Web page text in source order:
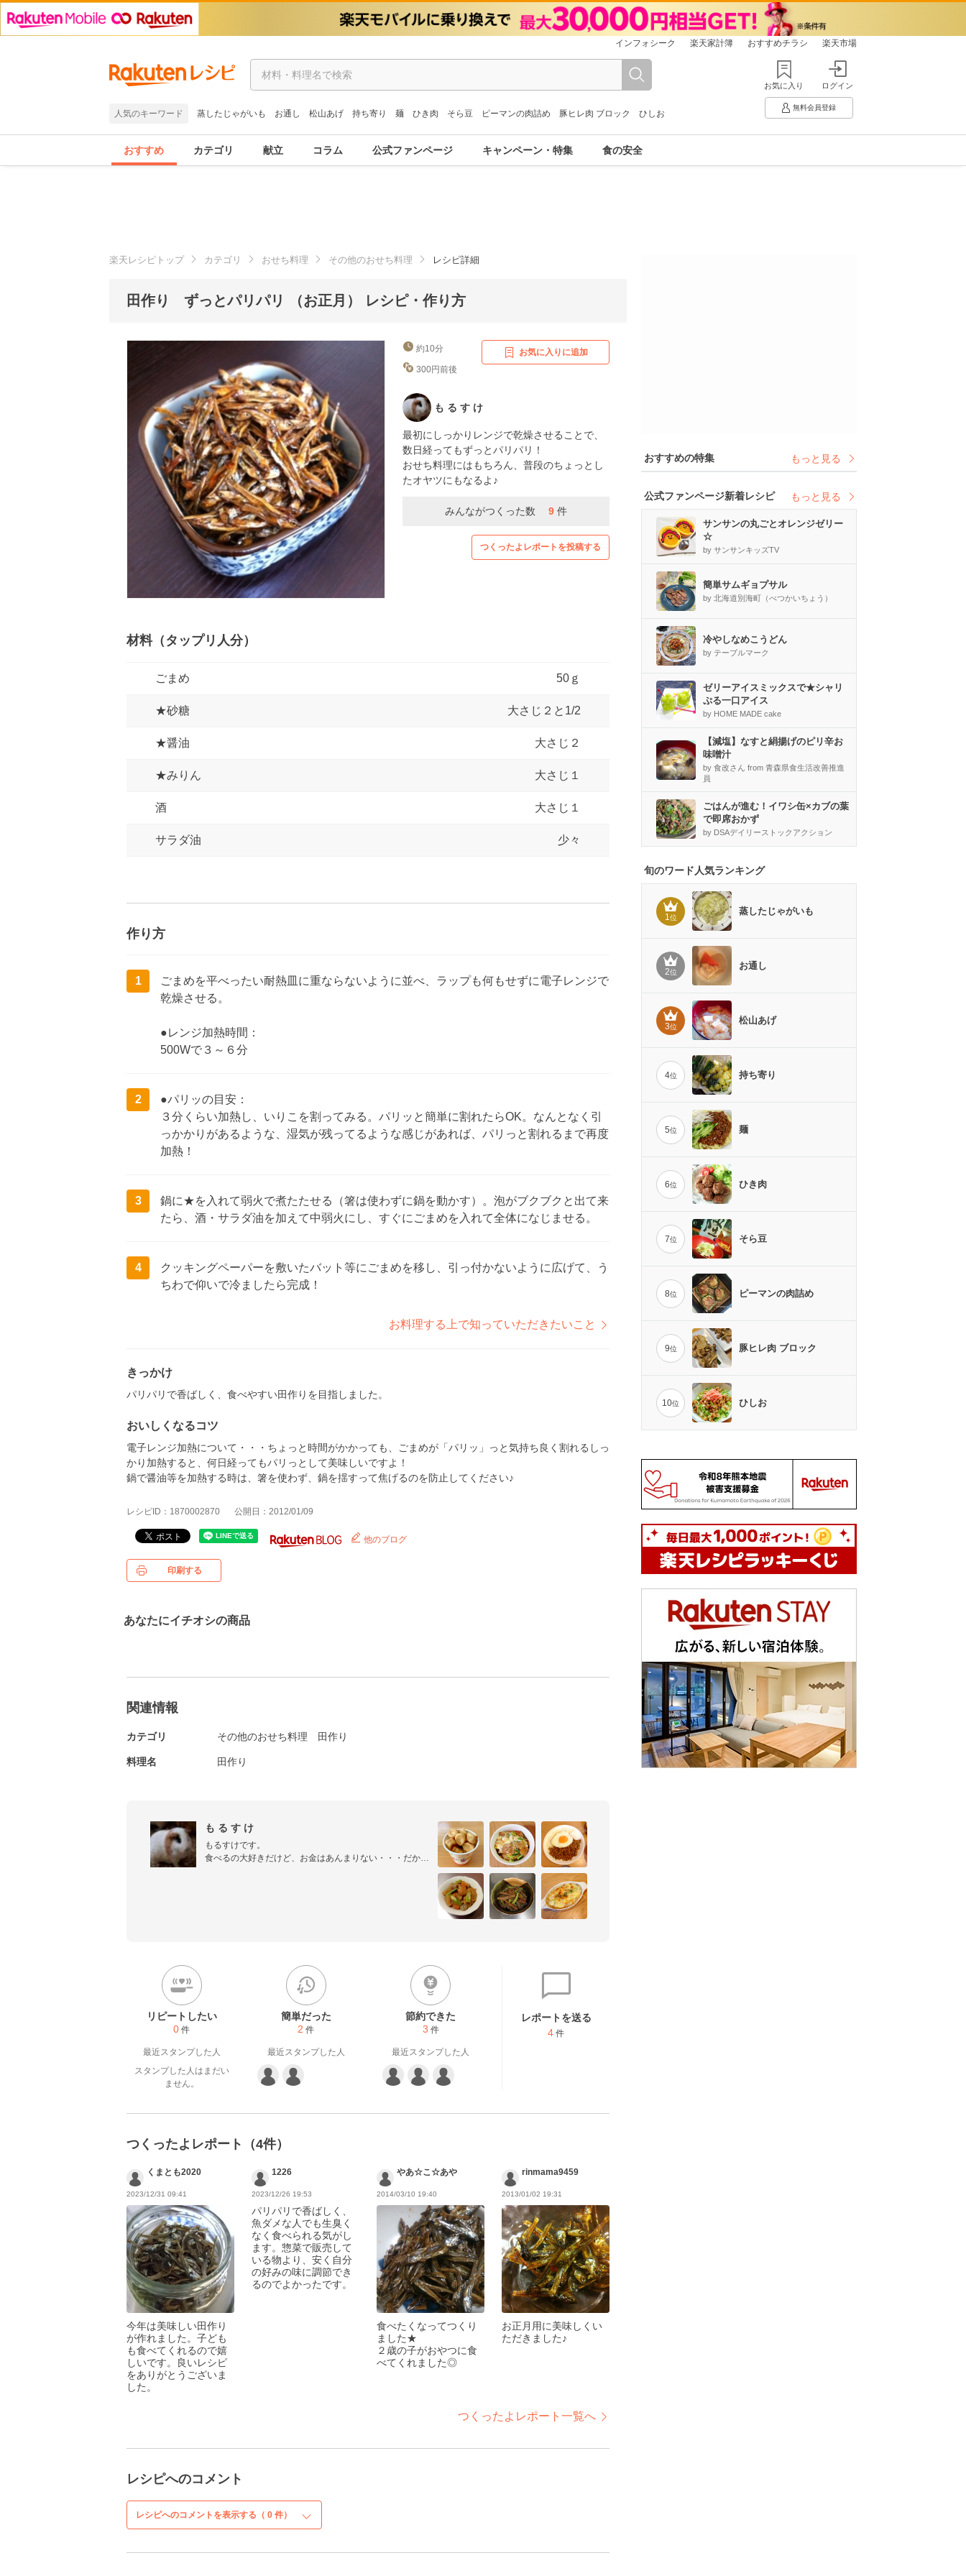
インフォシーク 楽天家計簿 おすすめチラシ 楽天市場
人気のキーワード 蒸したじゃがいも お通し 松山あげ 持ち寄り 麺 ひき肉 そら豆 ピーマンの肉詰め 豚ヒレ肉 ブロック ひしお
お気に入り ログイン
無料会員登録
おすすめ カテゴリ 献立 コラム 公式ファンページ キャンペーン・特集 食の安全
楽天レシピトップ カテゴリ おせち料理 その他のおせち料理 レシピ詳細
田作り ずっとパリパリ （お正月） レシピ・作り方
約10分
300円前後
お気に入りに追加
も る す け
最初にしっかりレンジで乾燥させることで、
数日経ってもずっとパリパリ！
おせち料理にはもちろん、普段のちょっとし
たオヤツにもなるよ♪
みんながつくった数 9 件
つくったよレポートを投稿する
材料（タップリ人分）
ごまめ 50ｇ
★砂糖 大さじ２と1/2
★醤油 大さじ２
★みりん 大さじ１
酒 大さじ１
サラダ油 少々
作り方
1
ごまめを平べったい耐熱皿に重ならないように並べ、ラップも何もせずに電子レンジで
乾燥させる。
●レンジ加熱時間：
500Wで３～６分
2
●パリッの目安：
３分くらい加熱し、いりこを割ってみる。パリッと簡単に割れたらOK。なんとなく引
っかかりがあるような、湿気が残ってるような感じがあれば、パリっと割れるまで再度
加熱！
3
鍋に★を入れて弱火で煮たたせる（箸は使わずに鍋を動かす）。泡がブクブクと出て来
たら、酒・サラダ油を加えて中弱火にし、すぐにごまめを入れて全体になじませる。
4
クッキングペーパーを敷いたバット等にごまめを移し、引っ付かないように広げて、う
ちわで仰いで冷ましたら完成！
お料理する上で知っていただきたいこと
きっかけ
パリパリで香ばしく、食べやすい田作りを目指しました。
おいしくなるコツ
電子レンジ加熱について・・・ちょっと時間がかかっても、ごまめが「パリッ」っと気持ち良く割れるしっ
かり加熱すると、何日経ってもパリっとして美味しいですよ！
鍋で醤油等を加熱する時は、箸を使わず、鍋を揺すって焦げるのを防止してください♪
レシピID：1870002870 公開日：2012/01/09
他のブログ
印刷する
あなたにイチオシの商品
関連情報
カテゴリ その他のおせち料理 田作り
料理名 田作り
も る す け
もるすけです。
食べるの大好きだけど、お金はあんまりない・・・だから
リピートしたい
0 件
最近スタンプした人
スタンプした人はまだい
ません。
簡単だった
2 件
最近スタンプした人
節約できた
3 件
最近スタンプした人
レポートを送る
4 件
つくったよレポート（4件）
くまとも2020
2023/12/31 09:41
今年は美味しい田作り
が作れました。子ども
も食べてくれるので嬉
しいです。良いレシピ
をありがとうございま
した。
1226
2023/12/26 19:53
パリパリで香ばしく、
魚ダメな人でも生臭く
なく食べられる気がし
ます。惣菜で販売して
いる物より、安く自分
の好みの味に調節でき
るのでよかったです。
やあ☆こ☆あや
2014/03/10 19:40
食べたくなってつくり
ました★
２歳の子がおやつに食
べてくれました◎
rinmama9459
2013/01/02 19:31
お正月用に美味しくい
ただきました♪
つくったよレポート一覧へ
レシピへのコメント
レシピへのコメントを表示する（ 0 件）
おすすめの特集 もっと見る
公式ファンページ新着レシピ もっと見る
サンサンの丸ごとオレンジゼリー
☆
by サンサンキッズTV
簡単サムギョプサル
by 北海道別海町（べつかいちょう）
冷やしなめこうどん
by テーブルマーク
ゼリーアイスミックスで★シャリ
ぷる一口アイス
by HOME MADE cake
【減塩】なすと絹揚げのピリ辛お
味噌汁
by 食改さん from 青森県食生活改善推進
員
ごはんが進む！イワシ缶×カブの葉
で即席おかず
by DSAデイリーストックアクション
旬のワード人気ランキング
1位
蒸したじゃがいも
2位
お通し
3位
松山あげ
4位 持ち寄り
5位 麺
6位 ひき肉
7位 そら豆
8位 ピーマンの肉詰め
9位 豚ヒレ肉 ブロック
10位 ひしお